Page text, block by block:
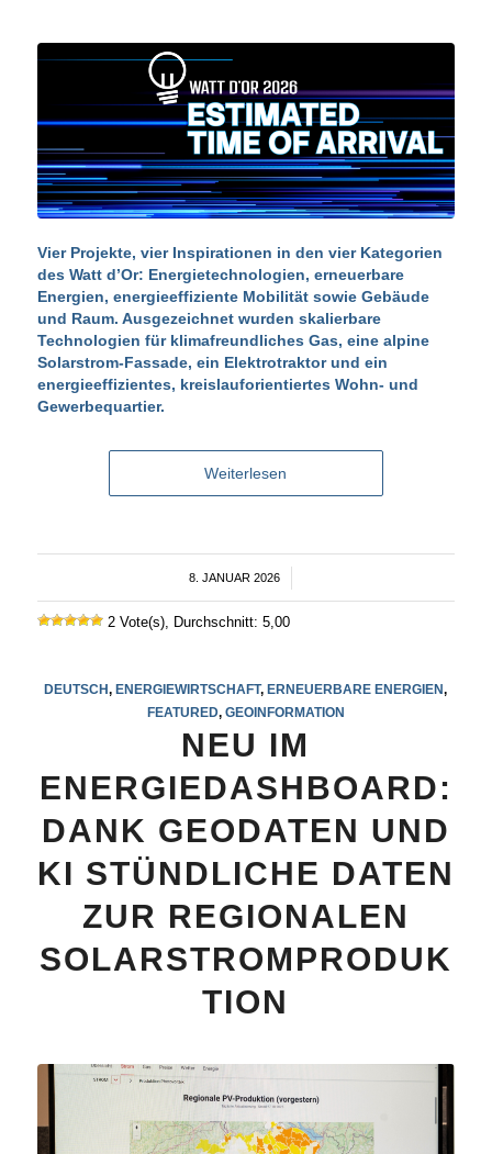
Vier Projekte, vier Inspirationen in den vier Kategorien
des Watt d’Or: Energietechnologien, erneuerbare
Energien, energieeffiziente Mobilität sowie Gebäude
und Raum. Ausgezeichnet wurden skalierbare
Technologien für klimafreundliches Gas, eine alpine
Solarstrom-Fassade, ein Elektrotraktor und ein
energieeffizientes, kreislauforientiertes Wohn- und
Gewerbequartier.
Weiterlesen
8. JANUAR 2026
/
2 Vote(s), Durchschnitt: 5,00
DEUTSCH, ENERGIEWIRTSCHAFT, ERNEUERBARE ENERGIEN,
FEATURED, GEOINFORMATION
NEU IM
ENERGIEDASHBOARD:
DANK GEODATEN UND
KI STÜNDLICHE DATEN
ZUR REGIONALEN
SOLARSTROMPRODUK
TION